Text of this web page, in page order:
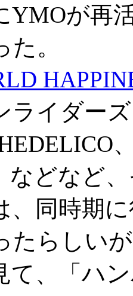
が再
。
ライダー
などなど
、同時期
たらしい
て、「ハ